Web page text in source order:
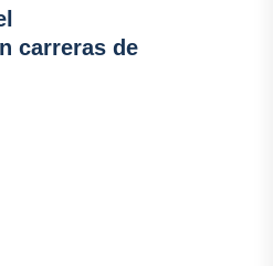
carreras de